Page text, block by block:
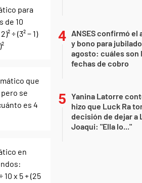
ANSES confirmó el
y bono para
agosto: cuáles son
fechas de cobro
Yanina Latorre
hizo que Luck Ra
decisión de dejar a
Joaqui: "Ella lo..."